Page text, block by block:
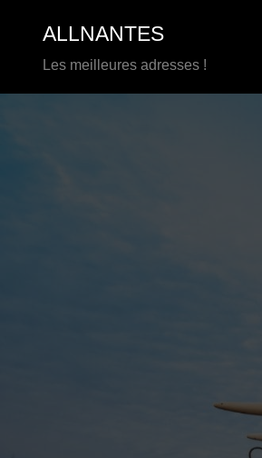
contenu
ALLNANTES
Les meilleures adresses !